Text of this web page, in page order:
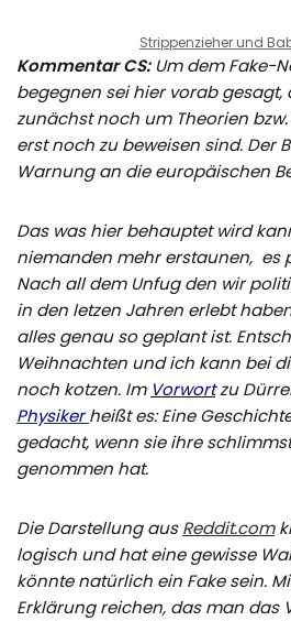
Strippenzieher und
Kommentar CS: Um dem Fake-
begegnen sei hier vorab gesagt,
zunächst noch um Theorien
erst noch zu beweisen sind. Der
Warnung an die europäischen
Das was hier behauptet wird
niemanden mehr erstaunen, es
Nach all dem Unfug den wir
in den letzen Jahren erlebt
alles genau so geplant ist.
Weihnachten und ich kann bei
noch kotzen. Im Vorwortzu
Physiker heißt es: Eine
gedacht, wenn sie ihre
genommen hat.
Die Darstellung ausReddit.com
logisch und hat eine gewisse
könnte natürlich ein Fake sein.
Erklärung reichen, das man das